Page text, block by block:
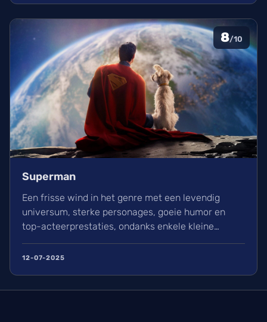
8/10
Superman
Een frisse wind in het genre met een levendig
universum, sterke personages, goeie humor en
top-acteerprestaties, ondanks enkele kleine
minpunten.
12-07-2025